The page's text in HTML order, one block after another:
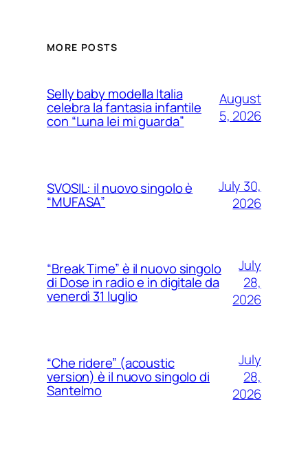
MORE POSTS
Selly baby modella Italia
celebra la fantasia infantile
con “Luna lei mi guarda”
August
5, 2026
SVOSIL: il nuovo singolo è
“MUFASA”
July 30,
2026
“Break Time” è il nuovo singolo
di Dose in radio e in digitale da
venerdì 31 luglio
July
28,
2026
“Che ridere” (acoustic
version) è il nuovo singolo di
Santelmo
July
28,
2026